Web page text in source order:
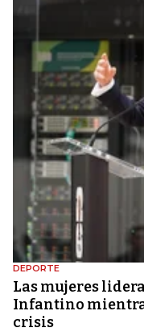
DEPORTE
Las mujeres
Infantino
crisis